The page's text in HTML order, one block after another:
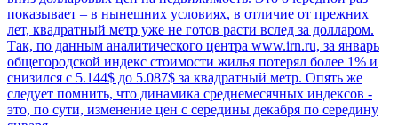
показывает – в нынешних условиях, в отличие от прежних
лет, квадратный метр уже не готов расти вслед за долларом.
Так, по данным аналитического центра www.irn.ru, за январь
общегородской индекс стоимости жилья потерял более 1% и
снизился с 5.144$ до 5.087$ за квадратный метр. Опять же
следует помнить, что динамика среднемесячных индексов -
это, по сути, изменение цен с середины декабря по середину